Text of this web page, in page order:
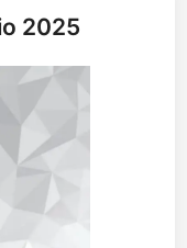
2025